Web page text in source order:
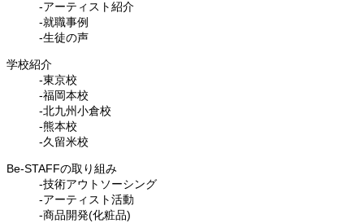
-アーティスト紹介
-就職事例
-生徒の声
学校紹介
-東京校
-福岡本校
-北九州小倉校
-熊本校
-久留米校
Be-STAFFの取り組み
-技術アウトソーシング
-アーティスト活動
-商品開発(化粧品)